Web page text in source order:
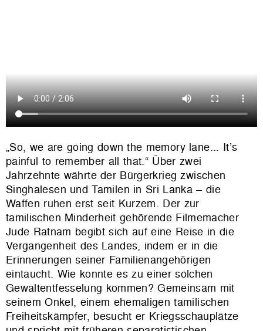
„So, we are going down the memory lane... It’s
painful to remember all that.“ Über zwei
Jahrzehnte währte der Bürgerkrieg zwischen
Singhalesen und Tamilen in Sri Lanka – die
Waffen ruhen erst seit Kurzem. Der zur
tamilischen Minderheit gehörende Filmemacher
Jude Ratnam begibt sich auf eine Reise in die
Vergangenheit des Landes, indem er in die
Erinnerungen seiner Familienangehörigen
eintaucht. Wie konnte es zu einer solchen
Gewaltentfesselung kommen? Gemeinsam mit
seinem Onkel, einem ehemaligen tamilischen
Freiheitskämpfer, besucht er Kriegsschauplätze